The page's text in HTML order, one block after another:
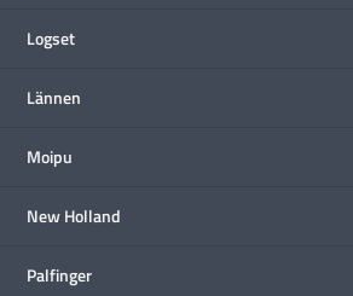
Logset
Lännen
Moipu
New Holland
Palfinger